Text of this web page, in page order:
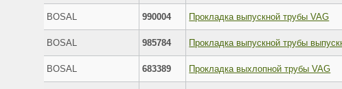
BOSAL 990004 Прокладка выпускной трубы VAG
BOSAL 985784
BOSAL 683389 Прокладка выхлопной трубы VAG